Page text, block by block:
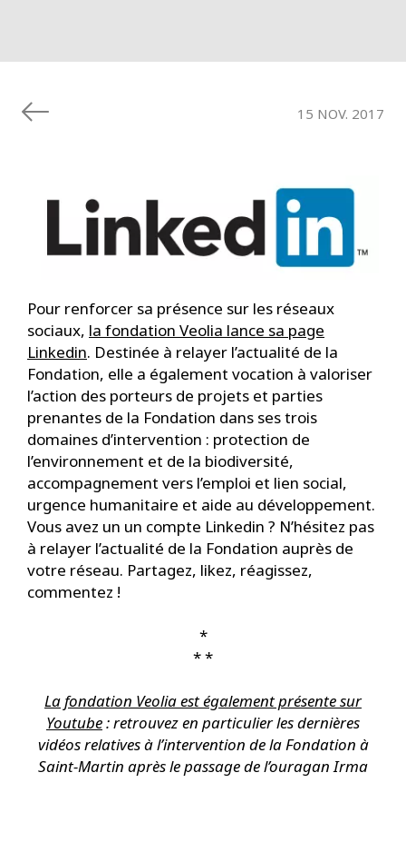
15 NOV. 2017
Pour renforcer sa présence sur les réseaux
sociaux, la fondation Veolia lance sa page
Linkedin. Destinée à relayer l’actualité de la
Fondation, elle a également vocation à valoriser
l’action des porteurs de projets et parties
prenantes de la Fondation dans ses trois
domaines d’intervention : protection de
l’environnement et de la biodiversité,
accompagnement vers l’emploi et lien social,
urgence humanitaire et aide au développement.
Vous avez un un compte Linkedin ? N’hésitez pas
à relayer l’actualité de la Fondation auprès de
votre réseau. Partagez, likez, réagissez,
commentez !
*
* *
La fondation Veolia est également présente sur
Youtube:retrouvez en particulier les dernières
vidéos relatives à l’intervention de la Fondation à
Saint-Martin après le passage de l’ouragan Irma